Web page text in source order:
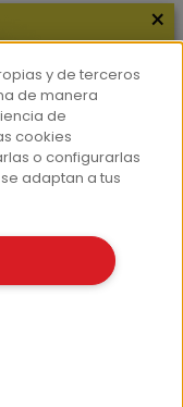
×
y de terceros
de manera
de
cookies
o configurarlas
adaptan a tus